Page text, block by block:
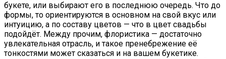
букете, или выбирают его в последнюю очередь. Что до
формы, то ориентируются в основном на свой вкус или
интуицию, а по составу цветов — что в цвет свадьбы
подойдёт. Между прочим, флористика — достаточно
увлекательная отрасль, и такое пренебрежение её
тонкостями может сказаться и на вашем букетике.